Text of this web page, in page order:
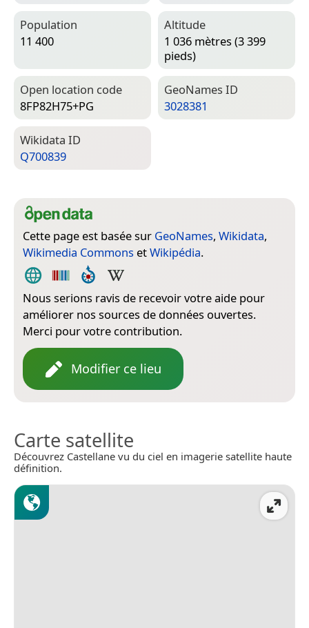
Population
11 400
Altitude
1 036 mètres (3 399
pieds)
Open location code
8FP82H75+PG
Geo­Names ID
3028381
Wiki­data ID
Q700839
Cette page est basée sur GeoNames, Wikidata,
Wikimedia Commons etWikipédia.
Nous serions ravis de recevoir votre aide pour
améliorer nos sources de données ouvertes.
Merci pour votre contribution.
Modifier ce lieu
Carte satellite
Découvrez Castellane vu du ciel en imagerie satellite haute
définition.